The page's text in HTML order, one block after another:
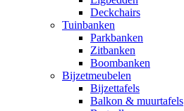
Deckchairs
Tuinbanken
Parkbanken
Zitbanken
Boombanken
Bijzetmeubelen
Bijzettafels
Balkon & muurtafels